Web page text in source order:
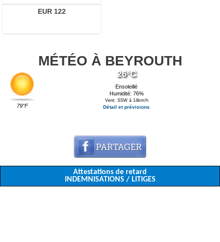
EUR 122
MÉTÉO À BEYROUTH
79°F
26°C
Ensoleillé
Humidité: 76%
Vent: SSW à 14km/h
Détail et prévisions
Attestations de retard
INDEMNISATIONS / LITIGES